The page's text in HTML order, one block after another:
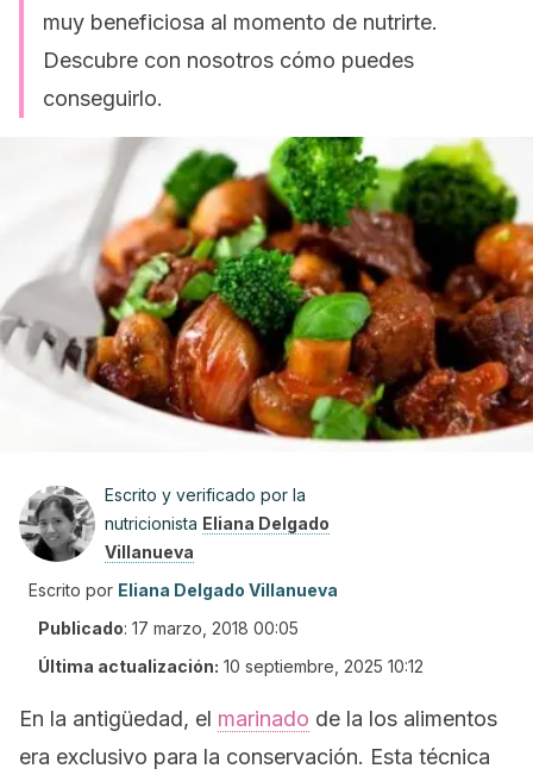
muy beneficiosa al momento de nutrirte.
Descubre con nosotros cómo puedes
conseguirlo.
Escrito y verificado por la
nutricionista Eliana Delgado
Villanueva
Escrito por Eliana Delgado Villanueva
Publicado: 17 marzo, 2018 00:05
Última actualización: 10 septiembre, 2025 10:12
En la antigüedad, el marinado de la los alimentos
era exclusivo para la conservación. Esta técnica